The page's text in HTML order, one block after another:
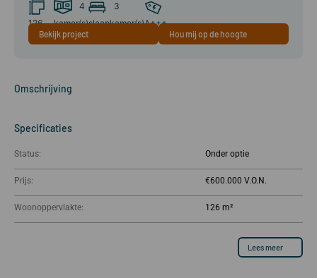
126
4
kamer(s)
3
slaapkamer(s)A+++
Bekijk project Hou mij op de hoogte
Omschrijving
Specificaties
Status: Onder optie
Prijs: €600.000
Woonoppervlakte: 126 m²
Lees meer